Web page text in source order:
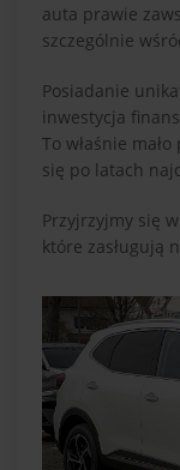
auta prawie
szczególnie
Posiadanie
inwestycja
To właśnie
się po latach
Przyjrzyjmy się
które zasługują